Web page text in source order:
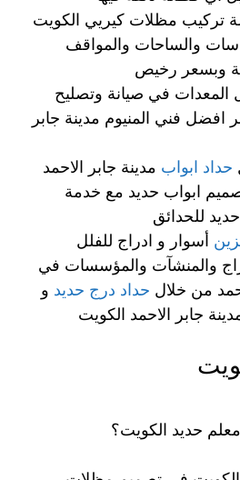
تركيب مظلات كيريي الكويت
والساحات والمواقف
وبسعر رخيص
في صيانة وتصليح
افضل فني المنيوم مدينة جابر
حداد ابواب مدينة جابر الاحمد
ابواب حديد مع خدمة
للحدائق
أسوار و ادراج للفلل
والمنشآت والمؤسسات في
من خلال حداد درج حديد و
جابر الاحمد الكويت
حديد الكويت؟